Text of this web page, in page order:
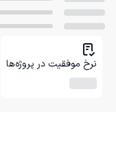
نرخ موفقیت در پروژه‌ها